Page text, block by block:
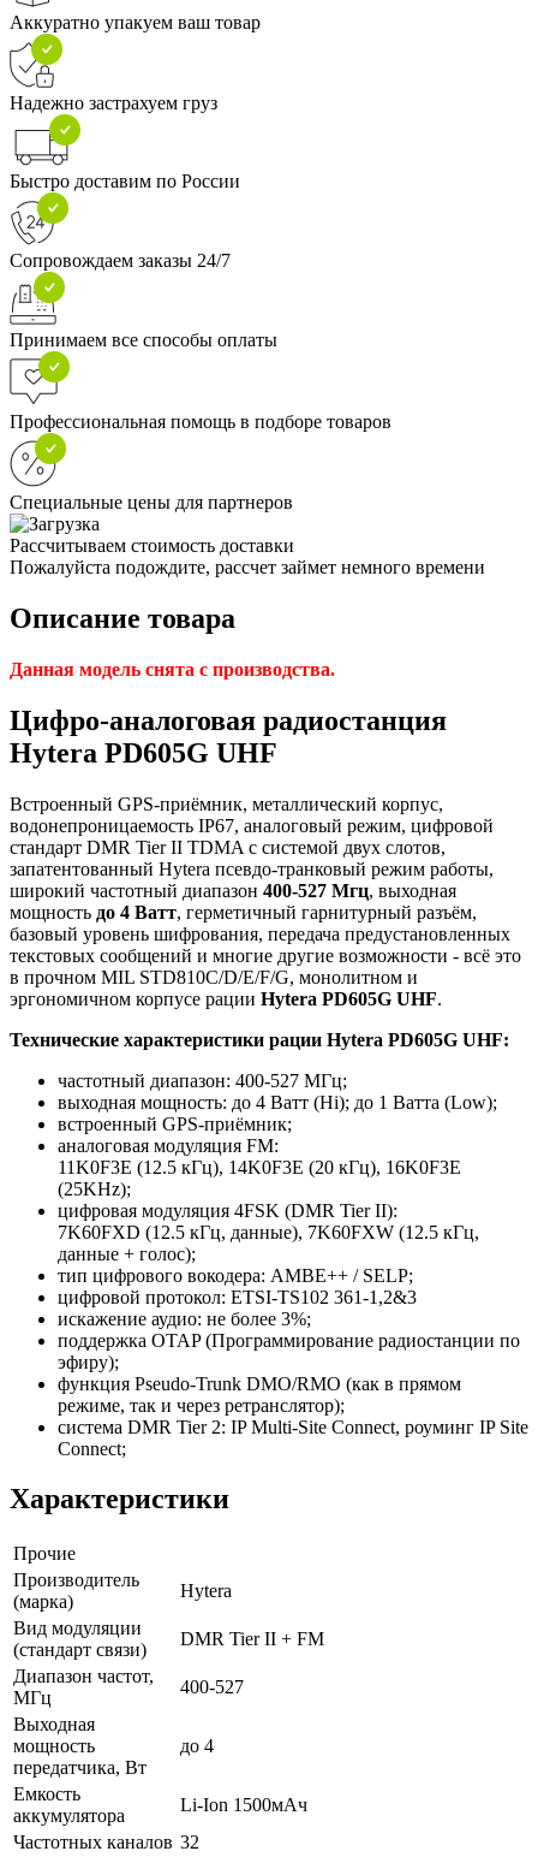
Аккуратно упакуем ваш товар
Надежно застрахуем груз
Быстро доставим по России
Сопровождаем заказы 24/7
Принимаем все способы оплаты
Профессиональная помощь в подборе товаров
Специальные цены для партнеров
Рассчитываем стоимость доставки
Пожалуйста подождите, рассчет займет немного времени
Описание товара
Данная модель снята с производства.
Цифро-аналоговая радиостанция
Hytera PD605G UHF
Встроенный GPS-приёмник, металлический корпус,
водонепроницаемость IP67, аналоговый режим, цифровой
стандарт DMR Tier II TDMA с системой двух слотов,
запатентованный Hytera псевдо-транковый режим работы,
широкий частотный диапазон 400-527 Мгц, выходная
мощность до 4 Ватт, герметичный гарнитурный разъём,
базовый уровень шифрования, передача предустановленных
текстовых сообщений и многие другие возможности - всё это
в прочном MIL STD810C/D/E/F/G, монолитном и
эргономичном корпусе рации Hytera PD605G UHF.
Технические характеристики рации Hytera PD605G UHF:
частотный диапазон: 400-527 МГц;
выходная мощность: до 4 Ватт (Hi); до 1 Ватта (Low);
встроенный GPS-приёмник;
аналоговая модуляция FM:
11K0F3E (12.5 кГц), 14K0F3E (20 кГц), 16K0F3E
(25KHz);
цифровая модуляция 4FSK (DMR Tier II):
7K60FXD (12.5 кГц, данные), 7K60FXW (12.5 кГц,
данные + голос);
тип цифрового вокодера: AMBE++ / SELP;
цифровой протокол: ETSI-TS102 361-1,2&3
искажение аудио: не более 3%;
поддержка OTAP (Программирование радиостанции по
эфиру);
функция Pseudo-Trunk DMO/RMO (как в прямом
режиме, так и через ретранслятор);
система DMR Tier 2: IP Multi-Site Connect, роуминг IP Site
Connect;
Характеристики
Прочие
Производитель
(марка)
Hytera
Вид модуляции
(стандарт связи)
DMR Tier II + FM
Диапазон частот,
МГц
400-527
Выходная
мощность
передатчика, Вт
до 4
Емкость
аккумулятора
Li-Ion 1500мАч
Частотных каналов 32